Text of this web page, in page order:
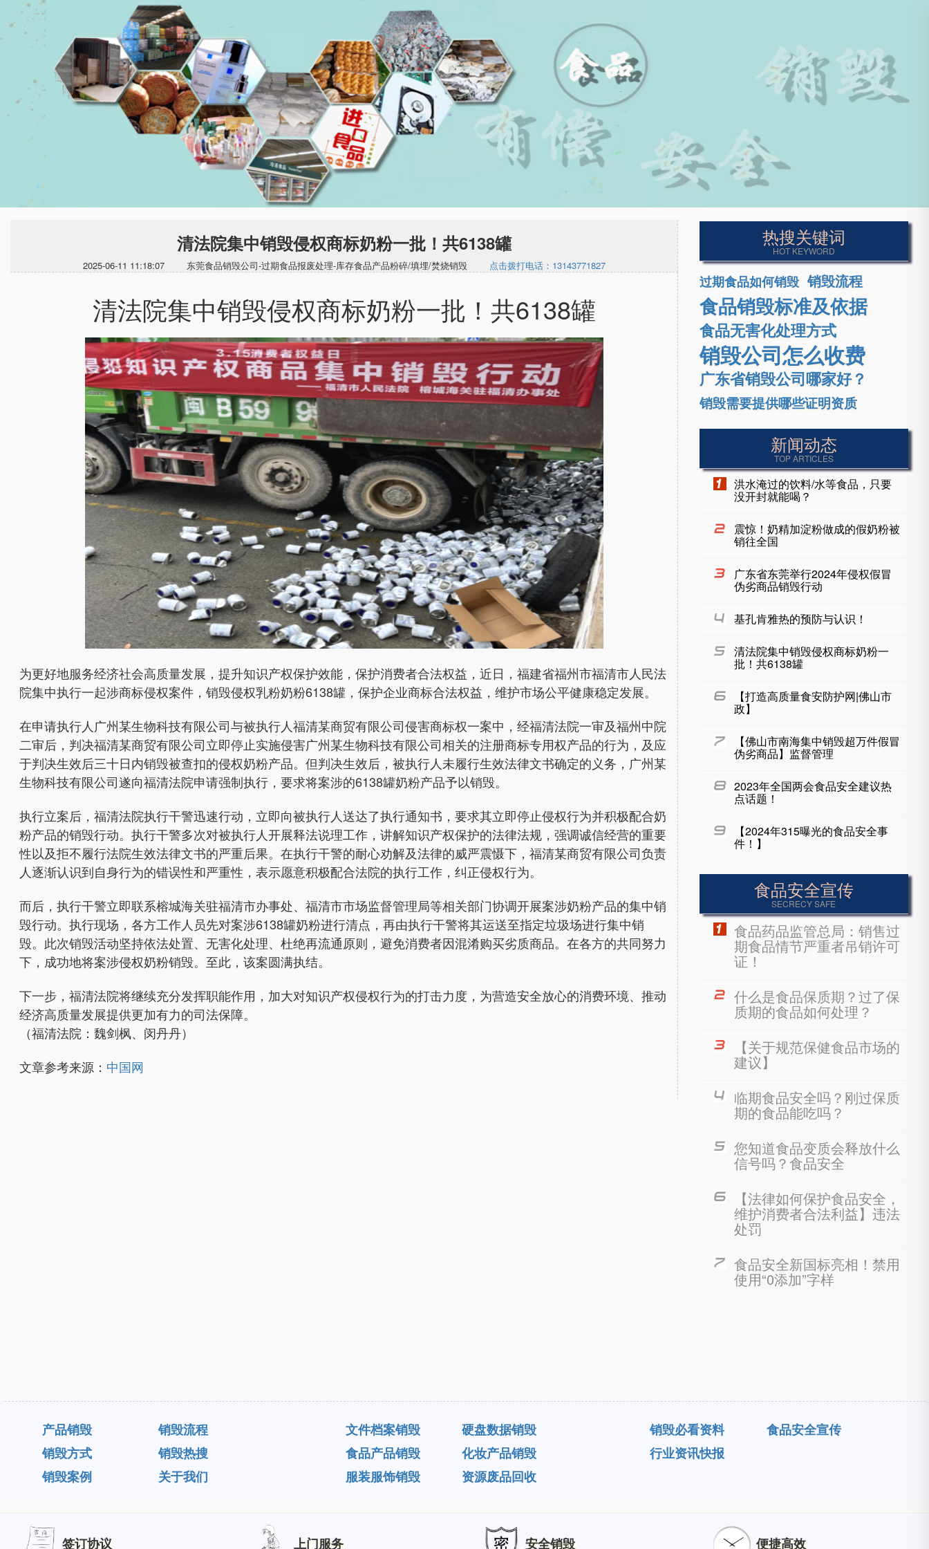
清法院集中销毁侵权商标奶粉一批！共6138罐
2025-06-11 11:18:07 东莞食品销毁公司-过期食品报废处理-库存食品产品粉碎/填埋/焚烧销毁 点击拨打电话：13143771827
清法院集中销毁侵权商标奶粉一批！共6138罐
为更好地服务经济社会高质量发展，提升知识产权保护效能，保护消费者合法权益，近日，福建省福州市福清市人民法
院集中执行一起涉商标侵权案件，销毁侵权乳粉奶粉6138罐，保护企业商标合法权益，维护市场公平健康稳定发展。
在申请执行人广州某生物科技有限公司与被执行人福清某商贸有限公司侵害商标权一案中，经福清法院一审及福州中院
二审后，判决福清某商贸有限公司立即停止实施侵害广州某生物科技有限公司相关的注册商标专用权产品的行为，及应
于判决生效后三十日内销毁被查扣的侵权奶粉产品。但判决生效后，被执行人未履行生效法律文书确定的义务， 广州某
生物科技有限公司遂向福清法院申请强制执行，要求将案涉的6138罐奶粉产品予以销毁。
执行立案后，福清法院执行干警迅速行动，立即向被执行人送达了执行通知书，要求其立即停止侵权行为并积极配合奶
粉产品的销毁行动。执行干警多次对被执行人开展释法说理工作，讲解知识产权保护的法律法规，强调诚信经营的重要
性以及拒不履行法院生效法律文书的严重后果。在执行干警的耐心劝解及法律的威严震慑下，福清某商贸有限公司负责
人逐渐认识到自身行为的错误性和严重性，表示愿意积极配合法院的执行工作，纠正侵权行为。
而后，执行干警立即联系榕城海关驻福清市办事处、福清市市场监督管理局等相关部门协调开展案涉奶粉产品的集中销
毁行动。执行现场，各方工作人员先对案涉6138罐奶粉进行清点，再由执行干警将其运送至指定垃圾场进行集中销
毁。此次销毁活动坚持依法处置、无害化处理、杜绝再流通原则，避免消费者因混淆购买劣质商品。在各方的共同努力
下，成功地将案涉侵权奶粉销毁。至此，该案圆满执结。
下一步，福清法院将继续充分发挥职能作用，加大对知识产权侵权行为的打击力度，为营造安全放心的消费环境、推动
经济高质量发展提供更加有力的司法保障。
（福清法院：魏剑枫、闵丹丹）
文章参考来源： 中国网
热搜关键词
HOT KEYWORD
过期食品如何销毁 销毁流程
食品销毁标准及依据
食品无害化处理方式
销毁公司怎么收费
广东省销毁公司哪家好？
销毁需要提供哪些证明资质
新闻动态
TOP ARTICLES
洪水淹过的饮料/水等食品，只要
没开封就能喝？
震惊！奶精加淀粉做成的假奶粉被
销往全国
广东省东莞举行2024年侵权假冒
伪劣商品销毁行动
基孔肯雅热的预防与认识！
清法院集中销毁侵权商标奶粉一
批！共6138罐
【打造高质量食安防护网|佛山市
政】
【佛山市南海集中销毁超万件假冒
伪劣商品】监督管理
2023年全国两会食品安全建议热
点话题！
【2024年315曝光的食品安全事
件！】
食品安全宣传
SECRECY SAFE
食品药品监管总局：销售过
期食品情节严重者吊销许可
证！
什么是食品保质期？过了保
质期的食品如何处理？
【关于规范保健食品市场的
建议】
临期食品安全吗？刚过保质
期的食品能吃吗？
您知道食品变质会释放什么
信号吗？食品安全
【法律如何保护食品安全，
维护消费者合法利益】违法
处罚
食品安全新国标亮相！禁用
使用“0添加”字样
产品销毁
销毁流程
销毁方式
销毁热搜
销毁案例
关于我们
文件档案销毁
硬盘数据销毁
食品产品销毁
化妆产品销毁
服装服饰销毁
资源废品回收
销毁必看资料
食品安全宣传
行业资讯快报
签订协议 上门服务 安全销毁 便捷高效